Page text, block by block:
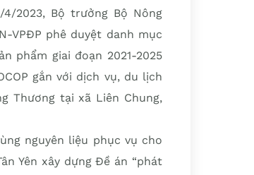
4/2023, Bộ trưởng Bộ Nông
VPĐP phê duyệt danh mục
phẩm giai đoạn 2021-2025
gắn với dịch vụ, du lịch
Thương tại xã Liên Chung,
nguyên liệu phục vụ cho
Yên xây dựng Đề án “phát